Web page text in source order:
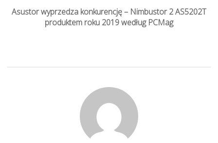
Asustor wyprzedza konkurencję – Nimbustor 2 AS5202T
produktem roku 2019 według PCMag